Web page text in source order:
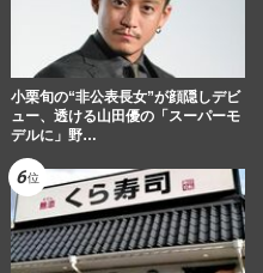
小栗旬の“非公表長女”が顔隠しデビ
ュー、透ける山田優の「スーパーモ
デルに」野…